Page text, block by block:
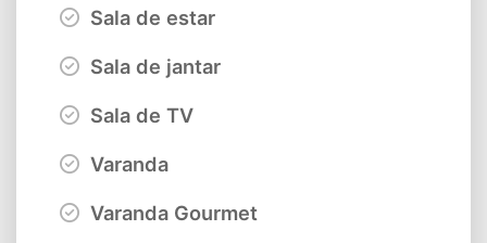
Sala de estar
Sala de jantar
Sala de TV
Varanda
Varanda Gourmet